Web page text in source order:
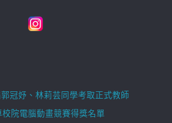
郭冠妤、林莉芸同學考取正式教師
校院電腦動畫競賽得獎名單